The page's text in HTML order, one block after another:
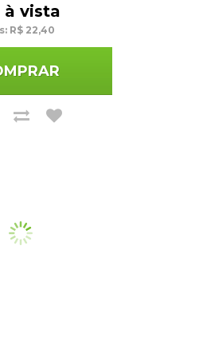
à vista
R$ 22,40